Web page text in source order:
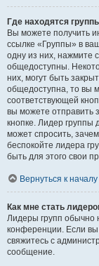
Где находятся
Вы можете получить
ссылке «Группы» в
одну из них, нажмите
общедоступны.
них, могут быть
общедоступна, то вы
соответствующей
вы можете отправить
кнопке. Лидер группы
может спросить,
беспокойте лидера
быть для этого свои
Вернуться к началу
Как мне стать
Лидеры групп обычно
конференции. Если вы
свяжитесь с
сообщение.